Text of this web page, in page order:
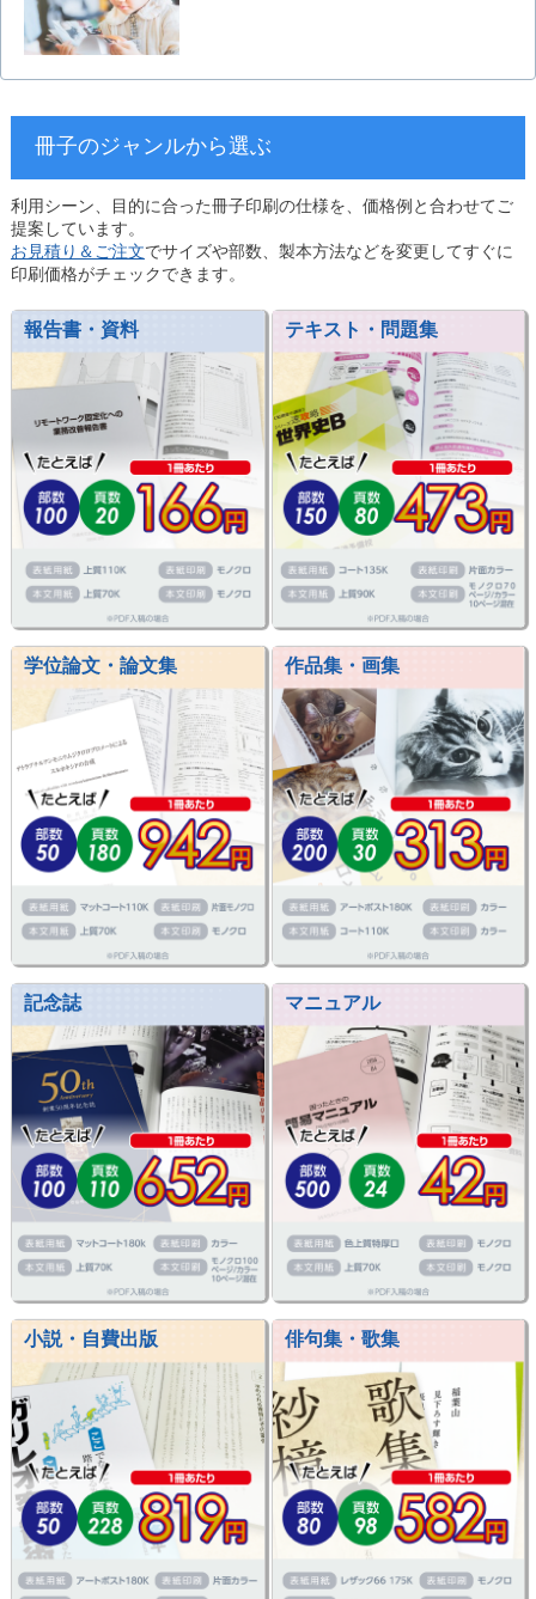
冊子のジャンルから選ぶ
利用シーン、目的に合った冊子印刷の仕様を、価格例と合わせてご
提案しています。
お見積り＆ご注文でサイズや部数、製本方法などを変更してすぐに
印刷価格がチェックできます。
報告書・資料 テキスト・問題集
学位論文・論文集 作品集・画集
記念誌 マニュアル
小説・自費出版 俳句集・歌集